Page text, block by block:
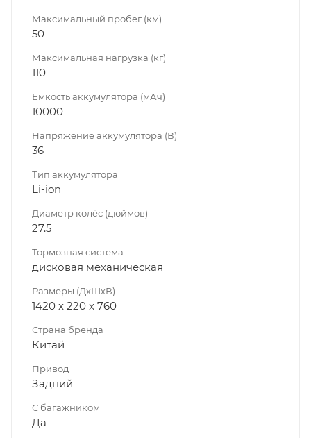
Максимальный пробег (км)
50
Максимальная нагрузка (кг)
110
Емкость аккумулятора (мАч)
10000
Напряжение аккумулятора (В)
36
Тип аккумулятора
Li-ion
Диаметр колёс (дюймов)
27.5
Тормозная система
дисковая механическая
Размеры (ДхШхВ)
1420 x 220 x 760
Страна бренда
Китай
Привод
Задний
С багажником
Да